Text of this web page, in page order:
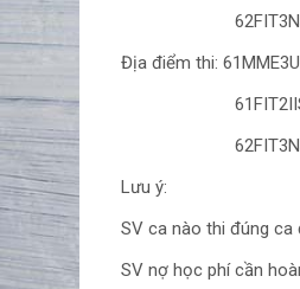
Địa điểm thi:
61FIT2IIS:
62FIT3NSE:
Lưu ý:
SV ca nào thi đúng
SV nợ học phí cần